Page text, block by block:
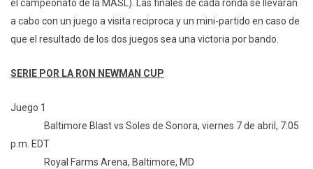
el campeonato de la MASL). Las finales de cada ronda se llevarán
a cabo con un juego a visita reciproca y un mini-partido en caso de
que el resultado de los dos juegos sea una victoria por bando.
SERIE POR LA RON NEWMAN CUP
Juego 1
Baltimore Blast vs Soles de Sonora, viernes 7 de abril, 7:05
p.m. EDT
Royal Farms Arena, Baltimore, MD